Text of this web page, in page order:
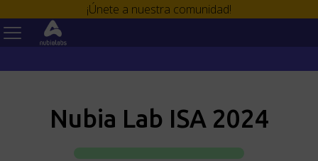
¡Únete a nuestra comunidad!
Nubia Lab ISA 2024